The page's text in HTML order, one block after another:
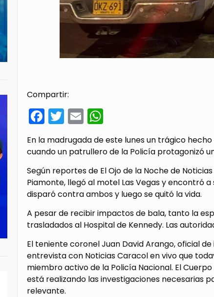
Compartir:
Facebook
Twitter
Email
En la madrugada de este lunes un trágico
cuando un patrullero de la Policía protagonizó
Según reportes de El Ojo de la Noche de
Piamonte, llegó al motel Las Vegas y encontró
disparó contra ambos y luego se quitó la vida.
A pesar de recibir impactos de bala, tanto la
trasladados al Hospital de Kennedy. Las
El teniente coronel Juan David Arango, oficial
entrevista con Noticias Caracol en vivo que
miembro activo de la Policía Nacional. El
está realizando las investigaciones necesarias
relevante.